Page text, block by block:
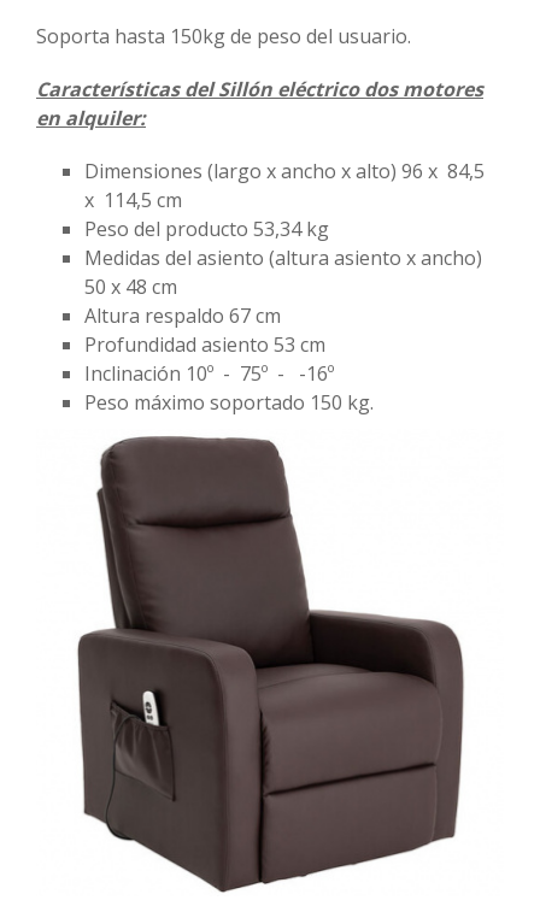
Soporta hasta 150kg de peso del usuario.
Características del Sillón eléctrico dos motores
en alquiler:
Dimensiones (largo x ancho x alto) 96 x 84,5
x 114,5 cm
Peso del producto 53,34 kg
Medidas del asiento (altura asiento x ancho)
50 x 48 cm
Altura respaldo 67 cm
Profundidad asiento 53 cm
Inclinación 10º - 75º - -16º
Peso máximo soportado 150 kg.